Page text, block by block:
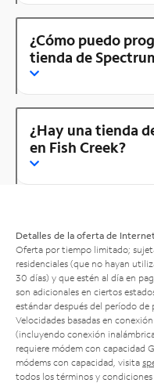
¿Cómo puedo
tienda de
¿Hay una tienda
en Fish Creek?
Detalles de la oferta de
Oferta por tiempo limitado;
residenciales (que no hayan
30 días) y que estén al día en
son adicionales en ciertos
estándar después del período
Velocidades basadas en
(incluyendo conexión
requiere módem con capacidad
módems con capacidad, visita
todos los términos y